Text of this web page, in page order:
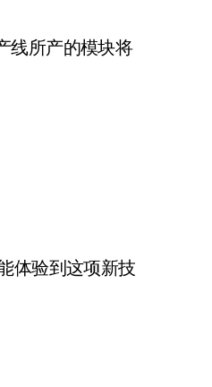
线所产的模块将
体验到这项新技